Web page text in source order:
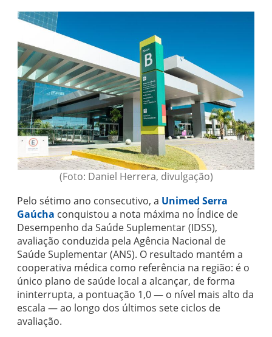
(Foto: Daniel Herrera, divulgação)
Pelo sétimo ano consecutivo, a Unimed Serra
Gaúcha conquistou a nota máxima no Índice de
Desempenho da Saúde Suplementar (IDSS),
avaliação conduzida pela Agência Nacional de
Saúde Suplementar (ANS). O resultado mantém a
cooperativa médica como referência na região: é o
único plano de saúde local a alcançar, de forma
ininterrupta, a pontuação 1,0 — o nível mais alto da
escala — ao longo dos últimos sete ciclos de
avaliação.